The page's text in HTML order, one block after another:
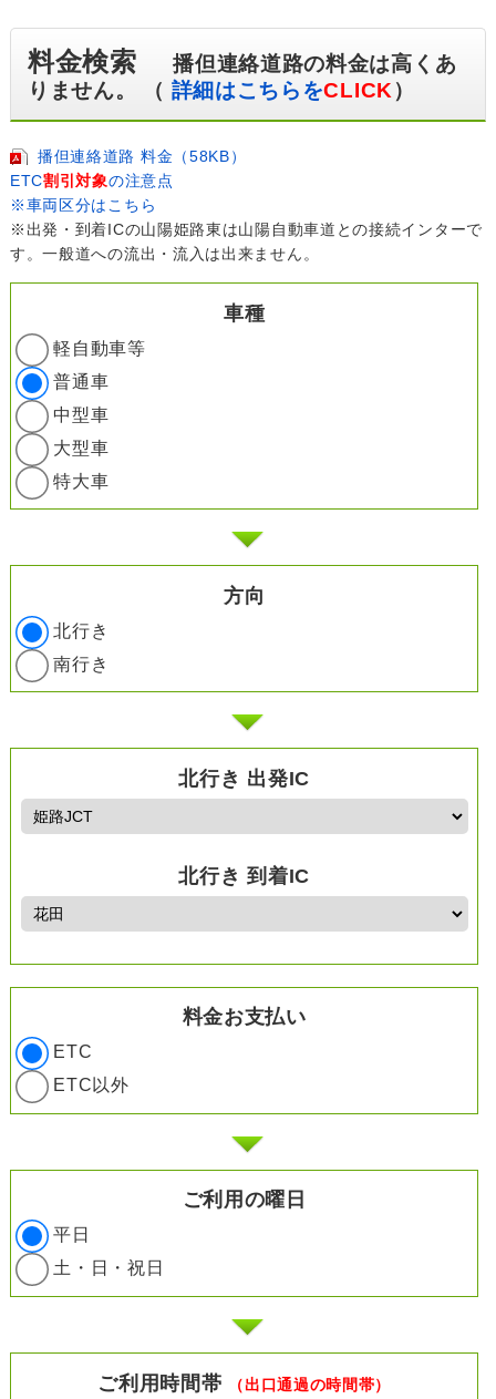
料金検索播但連絡道路の料金は高くあ
りません。 （ 詳細はこちらをCLICK ）
播但連絡道路 料金（58KB）
ETC割引対象の注意点
※車両区分はこちら
※出発・到着ICの山陽姫路東は山陽自動車道との接続インターで
す。一般道への流出・流入は出来ません。
車種
軽自動車等
普通車
中型車
大型車
特大車
方向
北行き
南行き
北行き 出発IC
北行き 到着IC
料金お支払い
ETC
ETC以外
ご利用の曜日
平日
土・日・祝日
ご利用時間帯 （出口通過の時間帯）